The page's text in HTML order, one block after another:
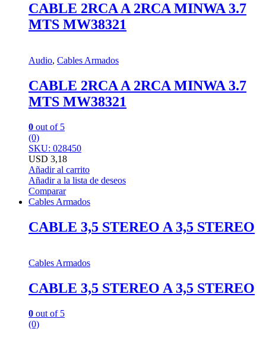
CABLE 2RCA A 2RCA MINWA 3.7
MTS MW38321
Audio, Cables Armados
CABLE 2RCA A 2RCA MINWA 3.7
MTS MW38321
0 out of 5
(0)
SKU: 028450
USD 3,18
Añadir al carrito
Añadir a la lista de deseos
Comparar
Cables Armados
CABLE 3,5 STEREO A 3,5 STEREO
Cables Armados
CABLE 3,5 STEREO A 3,5 STEREO
0 out of 5
(0)